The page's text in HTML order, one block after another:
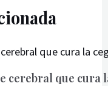
cerebral que cura